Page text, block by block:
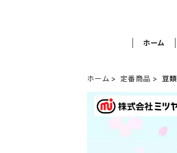
ホーム
ホーム 定番商品 豆類